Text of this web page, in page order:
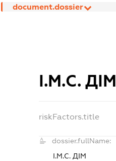
document.dossier
І.М.С. ДІМ
riskFactors.title
dossier.fullName:
І.М.С. ДІМ